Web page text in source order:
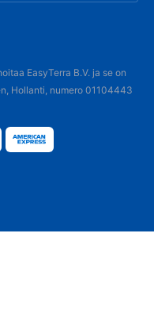
EasyTerra B.V. ja se on
Hollanti, numero 01104443